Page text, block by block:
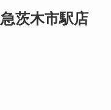
茨木市駅店